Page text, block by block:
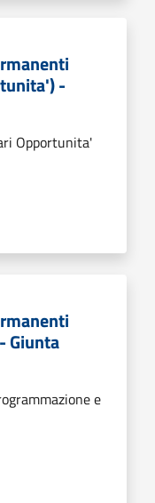
-
Opportunita'
Giunta
e